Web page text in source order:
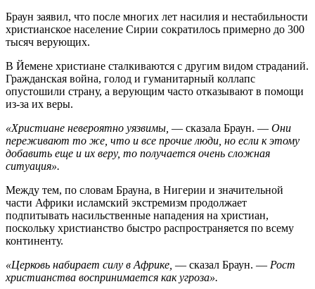
Браун заявил, что после многих лет насилия и нестабильности
христианское население Сирии сократилось примерно до 300
тысяч верующих.
В Йемене христиане сталкиваются с другим видом страданий.
Гражданская война, голод и гуманитарный коллапс
опустошили страну, а верующим часто отказывают в помощи
из-за их веры.
«Христиане невероятно уязвимы, — сказала Браун. — Они
переживают то же, что и все прочие люди, но если к этому
добавить еще и их веру, то получается очень сложная
ситуация».
Между тем, по словам Брауна, в Нигерии и значительной
части Африки исламский экстремизм продолжает
подпитывать насильственные нападения на христиан,
поскольку христианство быстро распространяется по всему
континенту.
«Церковь набирает силу в Африке, — сказал Браун. — Рост
христианства воспринимается как угроза».